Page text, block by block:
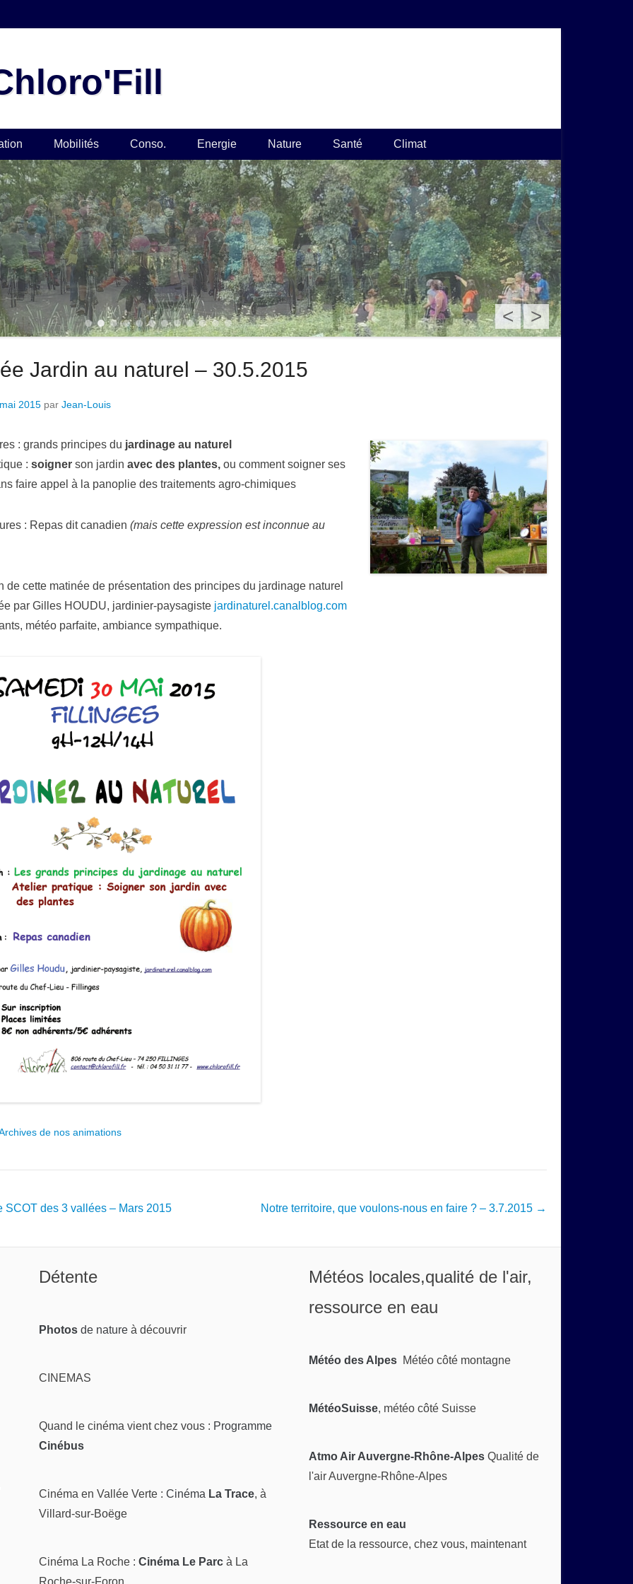
Mobilités Conso. Energie Nature Santé Climat
< >
1 2 3 4 5 6 7 8 9 101112
Jardin au naturel – 30.5.2015
2015 par Jean-Louis
: grands principes du jardinage au naturel
: soigner son jardin avec des plantes, ou comment soigner ses
faire appel à la panoplie des traitements agro-chimiques
: Repas dit canadien (mais cette expression est inconnue au
de cette matinée de présentation des principes du jardinage naturel
par Gilles HOUDU, jardinier-paysagiste jardinaturel.canalblog.com
météo parfaite, ambiance sympathique.
de nos animations
SCOT des 3 vallées – Mars 2015 Notre territoire, que voulons-nous en faire ? – 3.7.2015 →
Détente
Photos de nature à découvrir
CINEMAS
Quand le cinéma vient chez vous : Programme
Cinébus
Cinéma en Vallée Verte :Cinéma La Trace, à
Villard-sur-Boëge
Cinéma La Roche :Cinéma Le Parc à La
Roche-sur-Foron
Météos locales,qualité de l'air,
ressource en eau
Météo des Alpes Météo côté montagne
MétéoSuisse, météo côté Suisse
Atmo Air Auvergne-Rhône-Alpes Qualité de
l'air Auvergne-Rhône-Alpes
Ressource en eau
Etat de la ressource, chez vous, maintenant